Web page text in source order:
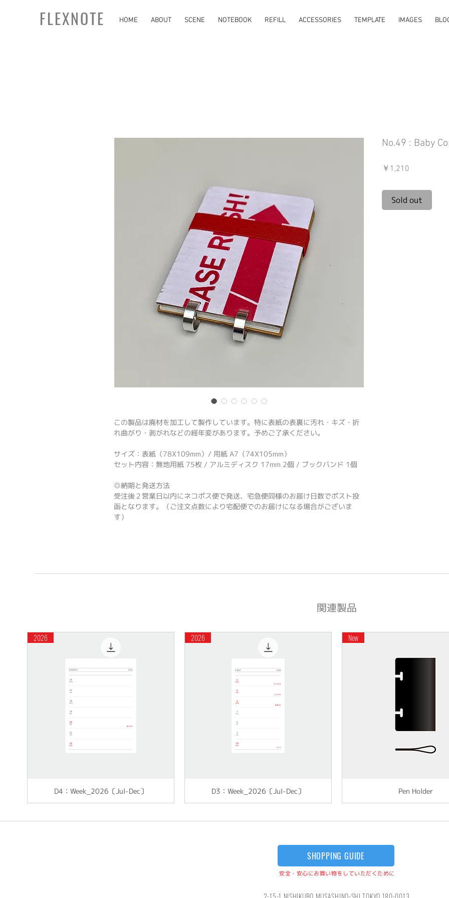
FLEXNOTE HOME ABOUT SCENE NOTEBOOK REFILL ACCESSORIES TEMPLATE IMAGES
この製品は廃材を加工して製作しています。特に表紙の表裏に汚れ・キズ・折
れ曲がり・剥がれなどの経年変があります。予めご了承ください。
サイズ：表紙（78X109mm）/ 用紙 A7（74X105mm）
セット内容：無地用紙 75枚 / アルミディスク 17mm 2個 / ブックバンド 1個
◎納期と発送方法
受注後２営業日以内にネコポス便で発送、宅急便同様のお届け日数でポスト投
函となります。（ご注文点数により宅配便でのお届けになる場合がございま
す）
No.49 : Baby
￥1,210
Sold out
関連製品
2026
D4：Week_2026〔Jul-Dec〕
2026
D3：Week_2026〔Jul-Dec〕
New
Pen Holder
SHOPPING GUIDE
安全・安心にお買い物をしていただくために